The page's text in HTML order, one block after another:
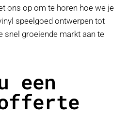
ons op om te horen hoe we je
speelgoed ontwerpen tot
snel groeiende markt aan te
een